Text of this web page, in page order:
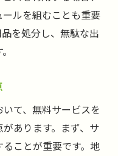
ルを組むことも重要
を処分し、無駄な出
て、無料サービスを
あります。まず、サ
ことが重要です。地